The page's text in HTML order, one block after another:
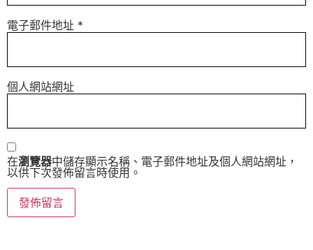
電子郵件地址 *
個人網站網址
在瀏覽器中儲存顯示名稱、電子郵件地址及個人網站網址，
以供下次發佈留言時使用。